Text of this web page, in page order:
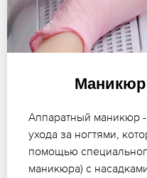
Маникюр
Аппаратный маникюр
ухода за ногтями,
помощью
маникюра) с